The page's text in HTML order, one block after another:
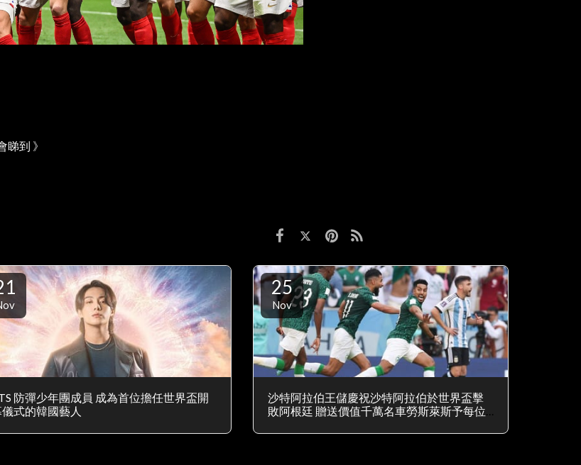
睇到 》
防彈少年團成員 成為首位擔任世界盃開
式的韓國藝人
25
Nov
沙特阿拉伯王儲慶祝沙特阿拉伯於世界盃擊
敗阿根廷 贈送價值千萬名車勞斯萊斯予每位